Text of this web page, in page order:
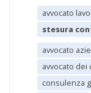
avvocato
stesura
avvocato
avvocato dei
consulenza